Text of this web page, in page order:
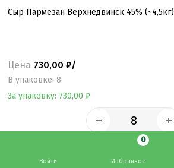
Войти Избранное
0
Сыр Пармезан Верхнедвинск 45% (~4,5кг)
Цена 730,00 ₽/
B упаковке: 8
За упаковку: 730,00 ₽